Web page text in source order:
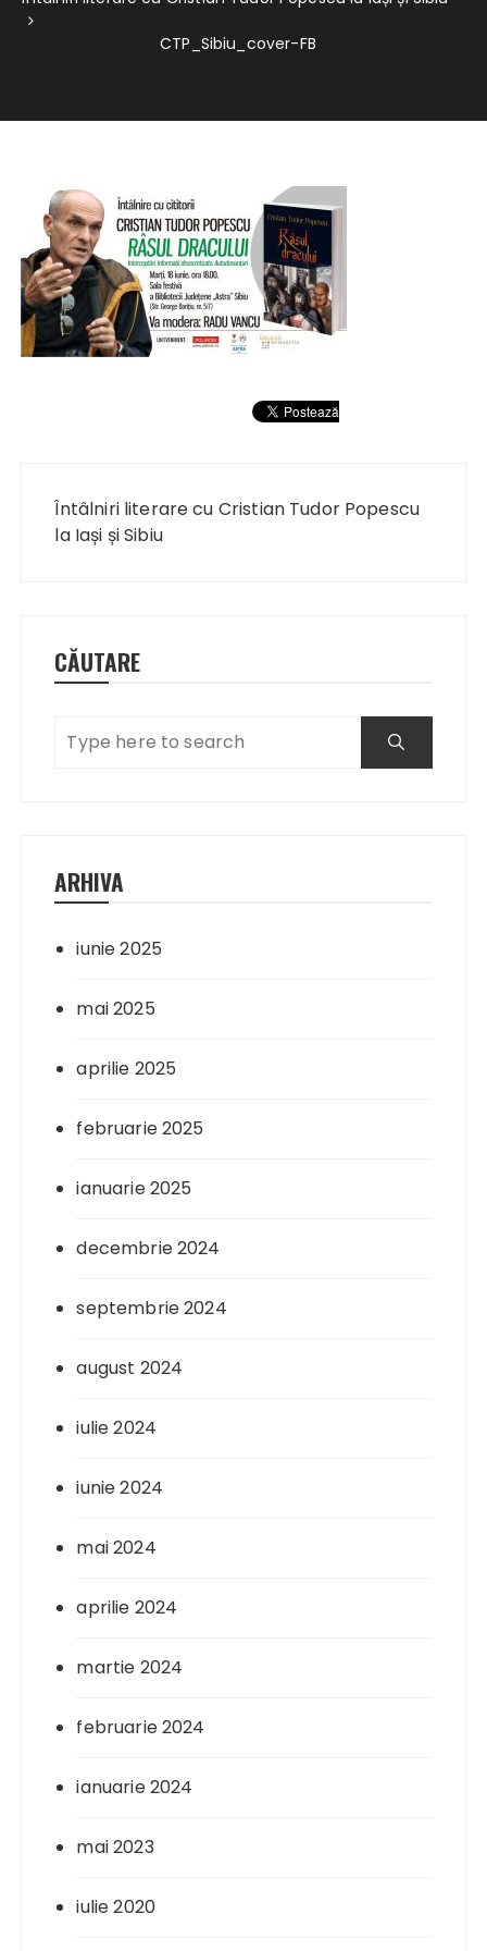
CTP_Sibiu_cover-FB
articole
Întâlniri literare cu Cristian Tudor Popescu
la Iași și Sibiu
CĂUTARE
ARHIVA
iunie 2025
mai 2025
aprilie 2025
februarie 2025
ianuarie 2025
decembrie 2024
septembrie 2024
august 2024
iulie 2024
iunie 2024
mai 2024
aprilie 2024
martie 2024
februarie 2024
ianuarie 2024
mai 2023
iulie 2020